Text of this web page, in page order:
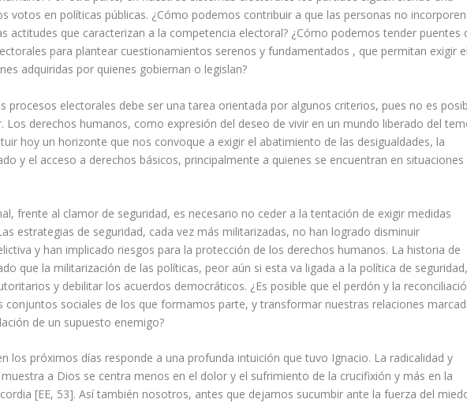
votos en políticas públicas. ¿Cómo podemos contribuir a que las personas no
actitudes que caracterizan a la competencia electoral? ¿Cómo podemos tender puentes
para plantear cuestionamientos serenos y fundamentados , que permitan exigir el
adquiridas por quienes gobiernan o legislan?
procesos electorales debe ser una tarea orientada por algunos criterios, pues no es
Los derechos humanos, como expresión del deseo de vivir en un mundo liberado del
hoy un horizonte que nos convoque a exigir el abatimiento de las desigualdades, la
y el acceso a derechos básicos, principalmente a quienes se encuentran en situaciones
frente al clamor de seguridad, es necesario no ceder a la tentación de exigir medidas
estrategias de seguridad, cada vez más militarizadas, no han logrado disminuir
y han implicado riesgos para la protección de los derechos humanos. La historia de
que la militarización de las políticas, peor aún si esta va ligada a la política de seguridad,
y debilitar los acuerdos democráticos. ¿Es posible que el perdón y la
conjuntos sociales de los que formamos parte, y transformar nuestras relaciones
de un supuesto enemigo?
los próximos días responde a una profunda intuición que tuvo Ignacio. La radicalidad y
a Dios se centra menos en el dolor y el sufrimiento de la crucifixión y más en la
[EE, 53]. Así también nosotros, antes que dejarnos sucumbir ante la fuerza del